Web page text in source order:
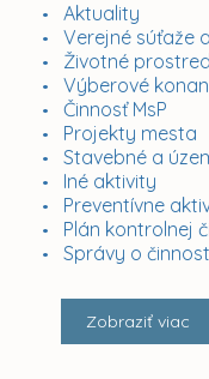
Aktuality
Verejné súťaže
Životné
Výberové
Činnosť MsP
Projekty mesta
Stavebné a
Iné aktivity
Preventívne
Plán kontrolnej
Správy o
Zobraziť viac